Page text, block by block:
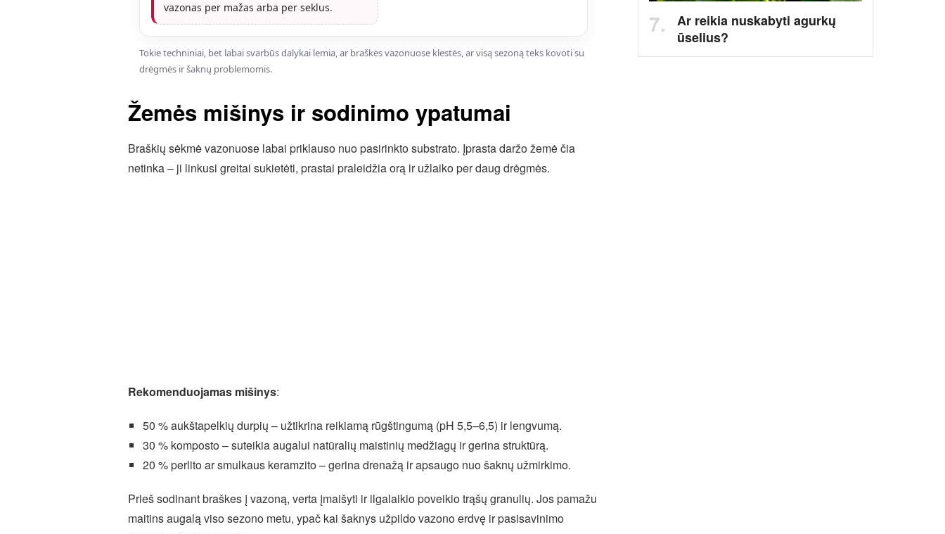
vazonas per mažas arba per seklus.
Tokie techniniai, bet labai svarbūs dalykai lemia, ar braškės vazonuose klestės, ar visą sezoną teks kovoti su
drėgmės ir šaknų problemomis.
Žemės mišinys ir sodinimo ypatumai
Braškių sėkmė vazonuose labai priklauso nuo pasirinkto substrato. Įprasta daržo žemė čia
netinka – ji linkusi greitai sukietėti, prastai praleidžia orą ir užlaiko per daug drėgmės.
Rekomenduojamas mišinys:
50 % aukštapelkių durpių – užtikrina reikiamą rūgštingumą (pH 5,5–6,5) ir lengvumą.
30 % komposto – suteikia augalui natūralių maistinių medžiagų ir gerina struktūrą.
20 % perlito ar smulkaus keramzito – gerina drenažą ir apsaugo nuo šaknų užmirkimo.
Prieš sodinant braškes į vazoną, verta įmaišyti ir ilgalaikio poveikio trąšų granulių. Jos pamažu
maitins augalą viso sezono metu, ypač kai šaknys užpildo vazono erdvę ir pasisavinimo
Ar reikia nuskabyti agurkų
ūselius?